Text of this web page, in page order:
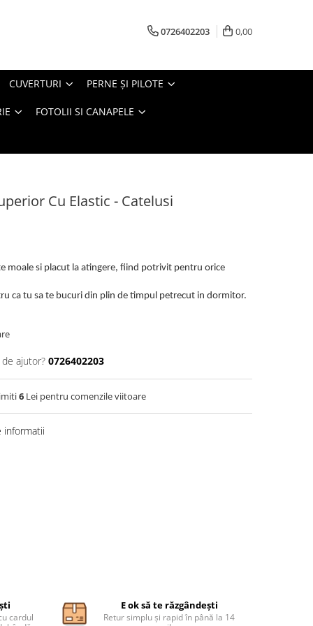
0726402203 0,00
CUVERTURI PERNE ŞI PILOTE
FOTOLII SI CANAPELE
Cu Elastic - Catelusi
moale si placut la atingere, fiind potrivit pentru orice
ca tu sa te bucuri din plin de timpul petrecut in dormitor.
ajutor? 0726402203
6 Lei pentru comenzile viitoare
informatii
cardul
E ok să te răzgândești
Retur simplu și rapid în până la 14